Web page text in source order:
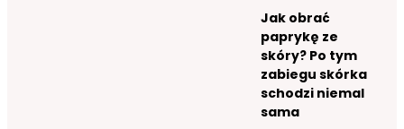
Jak obrać
paprykę ze
skóry? Po tym
zabiegu skórka
schodzi niemal
sama